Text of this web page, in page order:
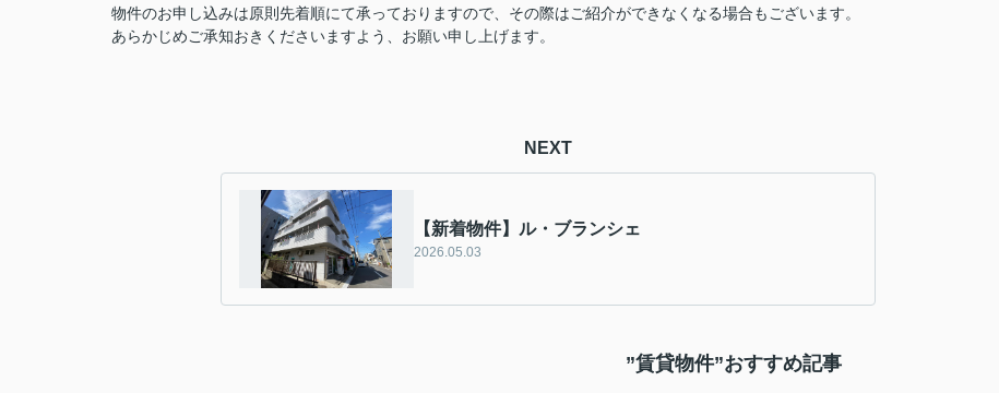
物件のお申し込みは原則先着順にて承っておりますので、その際はご紹介ができなくなる場合もございます。
あらかじめご承知おきくださいますよう、お願い申し上げます。
NEXT
【新着物件】ル・ブランシェ
2026.05.03
”賃貸物件”おすすめ記事